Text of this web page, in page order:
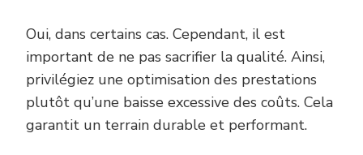
Oui, dans certains cas. Cependant, il est
important de ne pas sacrifier la qualité. Ainsi,
privilégiez une optimisation des prestations
plutôt qu’une baisse excessive des coûts. Cela
garantit un terrain durable et performant.